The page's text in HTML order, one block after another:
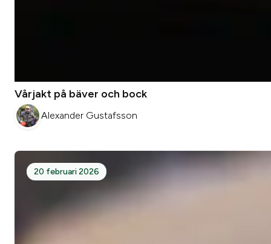
Vårjakt på bäver och bock
Alexander Gustafsson
20 februari 2026